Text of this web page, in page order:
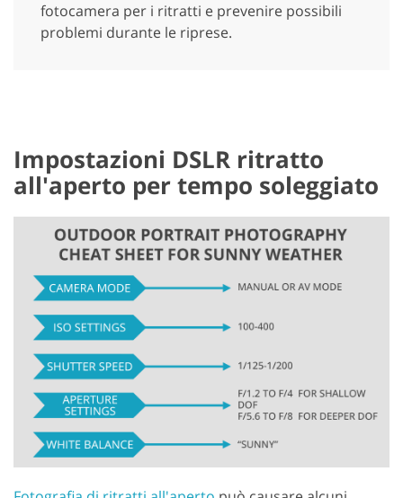
fotocamera per i ritratti e prevenire possibili
problemi durante le riprese.
Impostazioni DSLR ritratto
all'aperto per tempo soleggiato